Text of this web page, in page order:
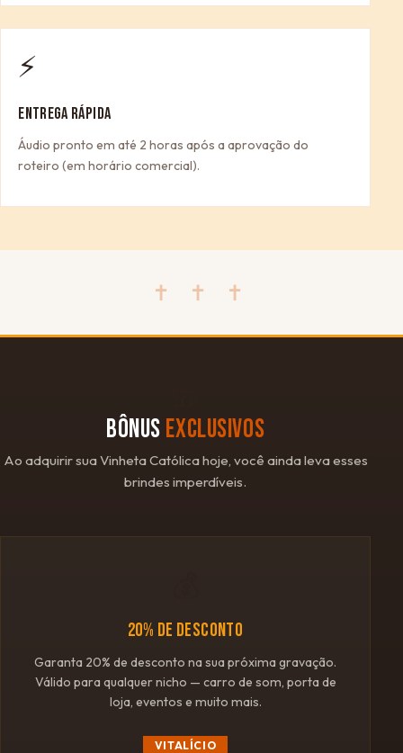
⚡
ENTREGA RÁPIDA
Áudio pronto em até 2 horas após a aprovação do
roteiro (em horário comercial).
✝ ✝ ✝
BÔNUS EXCLUSIVOS
Ao adquirir sua Vinheta Católica hoje, você ainda leva esses
brindes imperdíveis.
20% DE DESCONTO
Garanta 20% de desconto na sua próxima gravação.
Válido para qualquer nicho — carro de som, porta de
loja, eventos e muito mais.
VITALÍCIO